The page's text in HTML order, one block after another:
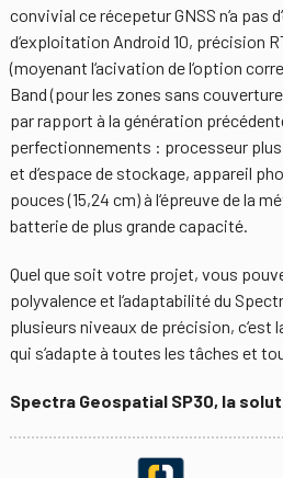
convivial ce récepetur GNSS n‘a pas
d‘exploitation Android 10, précision
(moyenant l‘acivation de l‘option
Band (pour les zones sans
par rapport à la génération
perfectionnements : processeur plus
et d‘espace de stockage, appareil
pouces (15,24 cm) à l‘épreuve de la
batterie de plus grande capacité.
Quel que soit votre projet, vous
polyvalence et l‘adaptabilité du
plusieurs niveaux de précision,
qui s‘adapte à toutes les tâches et
Spectra Geospatial SP30, la